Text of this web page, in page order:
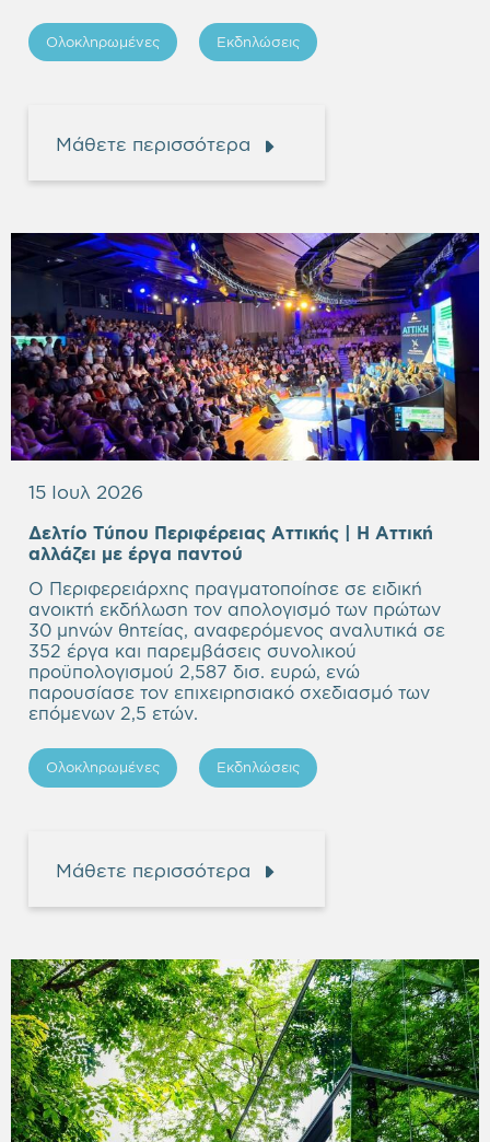
Ολοκληρωμένες Εκδηλώσεις
Μάθετε περισσότερα
15 Ιουλ 2026
Δελτίο Τύπου Περιφέρειας Αττικής | Η Αττική
αλλάζει με έργα παντού
Ο Περιφερειάρχης πραγματοποίησε σε ειδική
ανοικτή εκδήλωση τον απολογισμό των πρώτων
30 μηνών θητείας, αναφερόμενος αναλυτικά σε
352 έργα και παρεμβάσεις συνολικού
προϋπολογισμού 2,587 δισ. ευρώ, ενώ
παρουσίασε τον επιχειρησιακό σχεδιασμό των
επόμενων 2,5 ετών.
Ολοκληρωμένες Εκδηλώσεις
Μάθετε περισσότερα